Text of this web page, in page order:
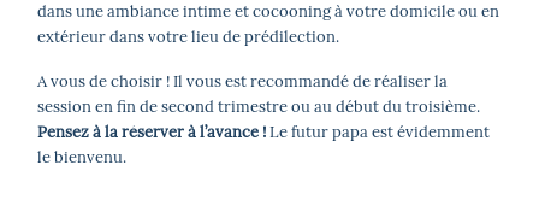
dans une ambiance intime et cocooning à votre domicile ou en
extérieur dans votre lieu de prédilection.
A vous de choisir ! Il vous est recommandé de réaliser la
session en fin de second trimestre ou au début du troisième.
Pensez à la réserver à l’avance !Le futur papa est évidemment
le bienvenu.